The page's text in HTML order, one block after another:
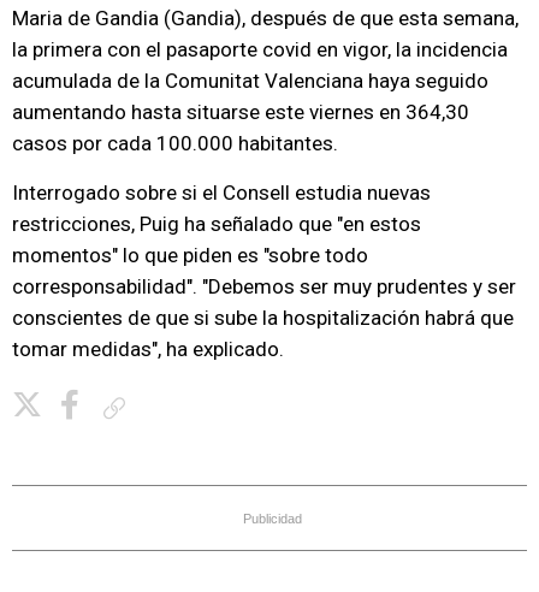
Maria de Gandia (Gandia), después de que esta semana,
la primera con el pasaporte covid en vigor, la incidencia
acumulada de la Comunitat Valenciana haya seguido
aumentando hasta situarse este viernes en 364,30
casos por cada 100.000 habitantes.
Interrogado sobre si el Consell estudia nuevas
restricciones, Puig ha señalado que "en estos
momentos" lo que piden es "sobre todo
corresponsabilidad". "Debemos ser muy prudentes y ser
conscientes de que si sube la hospitalización habrá que
tomar medidas", ha explicado.
Publicidad